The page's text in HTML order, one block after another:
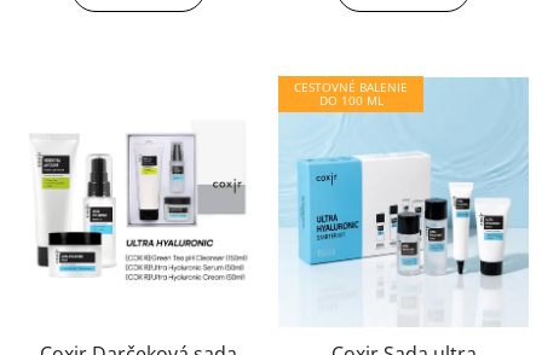
CESTOVNÉ BALENIE
DO 100 ML